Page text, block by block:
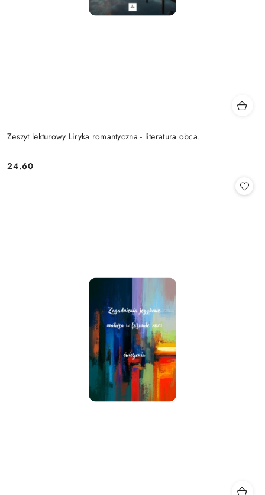
Zeszyt lekturowy Liryka romantyczna - literatura obca.
Cena:
24.60